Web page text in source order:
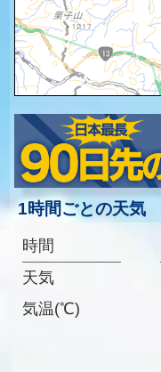
1時間ごとの天気
時間
天気
気温(℃)